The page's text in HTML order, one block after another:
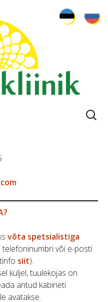
Otsi:
võta spetsialistiga
telefoninumbri või e-posti
siit).
küljel, tuulekojas on
antud kabineti
avatakse.